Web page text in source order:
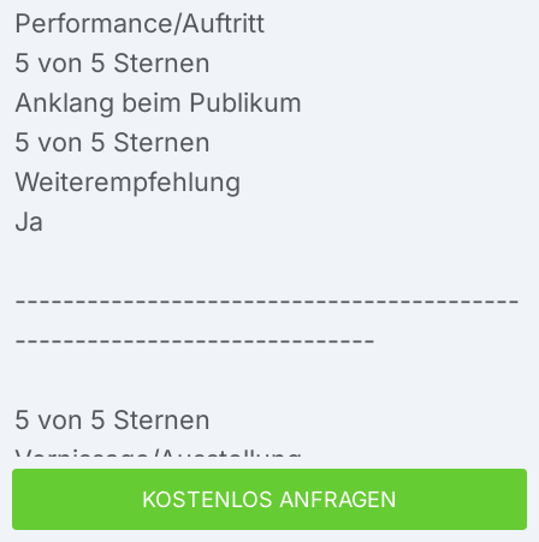
KOSTENLOS ANFRAGEN
Performance/Auftritt
5 von 5 Sternen
Anklang beim Publikum
5 von 5 Sternen
Weiterempfehlung
Ja
------------------------------------------
------------------------------
5 von 5 Sternen
Vernissage/Ausstellung
März 2020